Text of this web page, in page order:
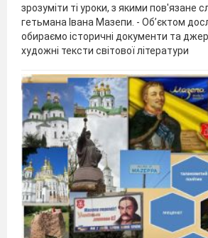
зрозуміти ті уроки, з якими пов'язане
гетьмана Івана Мазепи. - Об’єктом
обираємо історичні документи та
художні тексти світової літератури